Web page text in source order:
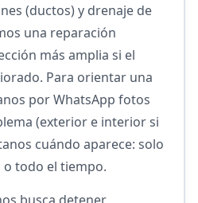
(ductos) y drenaje de
una reparación
más amplia si el
Para orientar una
por WhatsApp fotos
(exterior e interior si
cuándo aparece: solo
o todo el tiempo.
busca detener